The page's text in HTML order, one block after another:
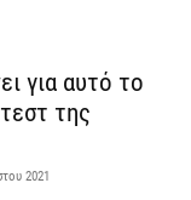
για αυτό το
της
2021